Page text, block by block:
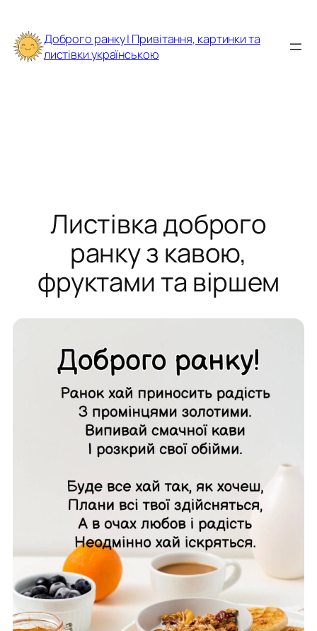
до
вмісту
Доброго ранку | Привітання, картинки та
листівки українською
Листівка доброго
ранку з кавою,
фруктами та віршем